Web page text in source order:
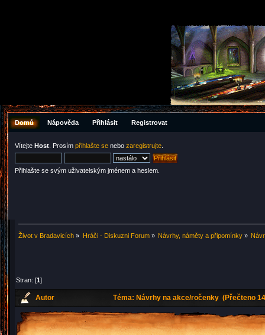
Domů Nápověda Přihlásit Registrovat
Vítejte Host . Prosím přihlašte se nebo zaregistrujte
Přihlašte se svým uživatelským jménem a heslem.
Život v Bradavicích » Hráči - Diskuzni Forum» Návrhy, náměty a připomínky»
Stran: [1]
Autor Téma: Návrhy na akce/ročenky (Přečteno